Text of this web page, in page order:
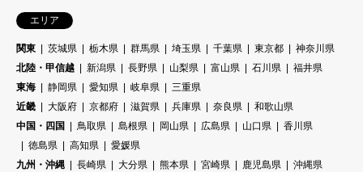
エリア
関東 茨城県 栃木県 群馬県 埼玉県 千葉県 東京都
神奈川県
北陸・甲信越
新潟県 長野県 山梨県 富山県 石川県
福井県
東海
静岡県 愛知県 岐阜県
三重県
近畿
大阪府 京都府 滋賀県 兵庫県 奈良県
和歌山県
中国・四国
鳥取県 島根県 岡山県 広島県 山口県
香川県
徳島県
高知県
愛媛県
九州・沖縄
長崎県 大分県 熊本県 宮崎県 鹿児島県
沖縄県